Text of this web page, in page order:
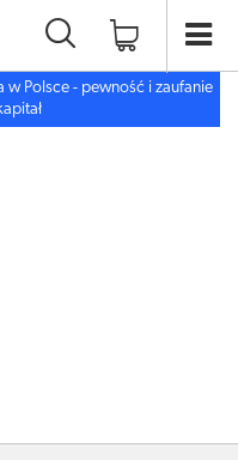
w Polsce - pewność i zaufanie